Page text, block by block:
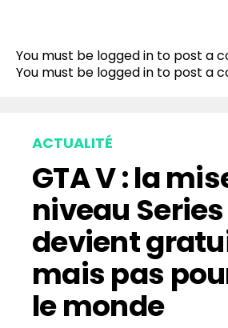
You must be logged in to post a
You must be logged in to post a
ACTUALITÉ
GTA V : la
niveau Series
devient
mais pas
le monde